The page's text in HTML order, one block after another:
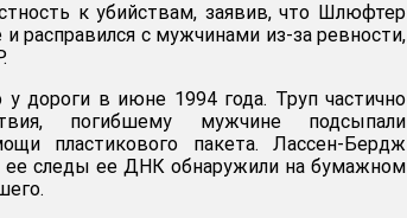
к убийствам, заявив, что Шлюфтер
расправился с мужчинами из-за ревности,
дороги в июне 1994 года. Труп частично
погибшему мужчине подсыпали
пластикового пакета. Лассен-Бердж
ее следы ее ДНК обнаружили на бумажном